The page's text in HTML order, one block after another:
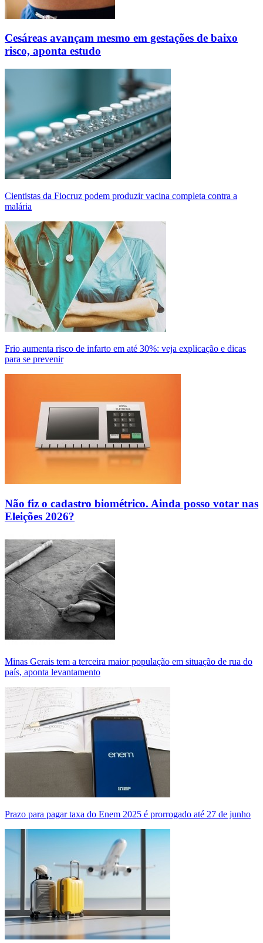
Cesáreas avançam mesmo em gestações de baixo
risco, aponta estudo
Cientistas da Fiocruz podem produzir vacina completa contra a
malária
Frio aumenta risco de infarto em até 30%: veja explicação e dicas
para se prevenir
Não fiz o cadastro biométrico. Ainda posso votar nas
Eleições 2026?
Minas Gerais tem a terceira maior população em situação de rua do
país, aponta levantamento
Prazo para pagar taxa do Enem 2025 é prorrogado até 27 de junho